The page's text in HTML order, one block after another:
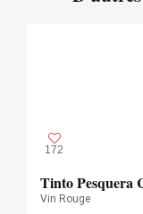
172
Tinto Pesquera
Vin Rouge